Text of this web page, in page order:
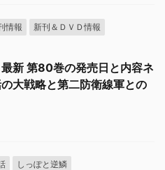
情報
新刊＆ＤＶＤ情報
新 第80巻の発売日と内容ネ
大戦略と第二防衛線軍との
しっぽと逆鱗